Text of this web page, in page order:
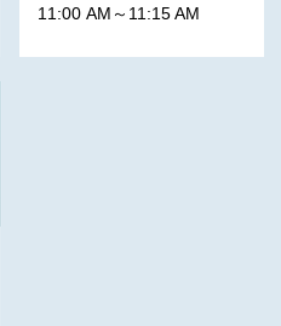
11:00 AM～11:15 AM